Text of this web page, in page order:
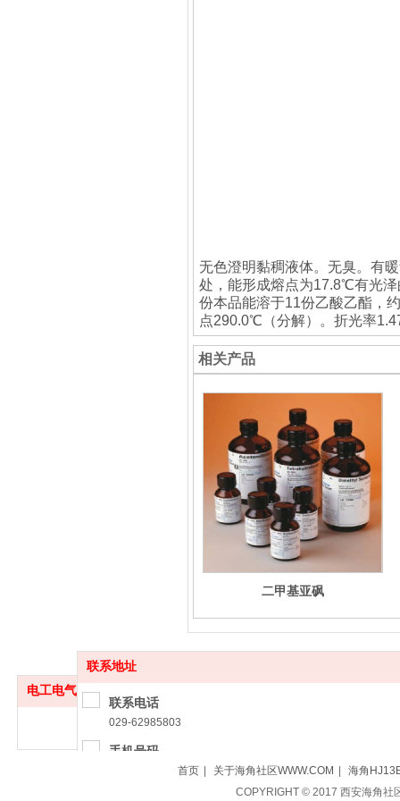
无色澄明黏稠液体。无臭。有
处，能形成熔点为17.8℃有光泽的
份本品能溶于11份乙酸乙酯，约
点290.0℃（分解）。折光率
相关产品
二甲基亚砜
电工电气
联系地址
联系电话
029-62985803
手机号码
18729586297（雷经理）
首页 关于海角社区WWW.COM
海角
COPYRIGHT © 2017 西安海角社